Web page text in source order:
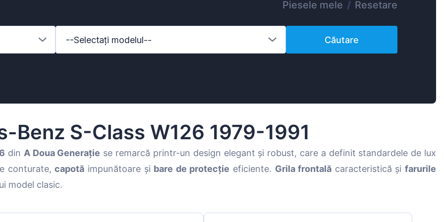
Magyar
Lietuvių
Hrvatski
Piesele mele / Resetare
--Selectați modelul-- Căutare
Benz S-Class W126 1979-1991
din A Doua Generație se remarcă printr-un design elegant și robust, care a definit standardele de lux
conturate,capotă impunătoare și bare de protecție eficiente. Grila frontală caracteristică șifarurile
model clasic.